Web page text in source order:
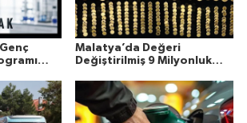
Malatya’da Değeri
Değiştirilmiş 9 Milyonluk